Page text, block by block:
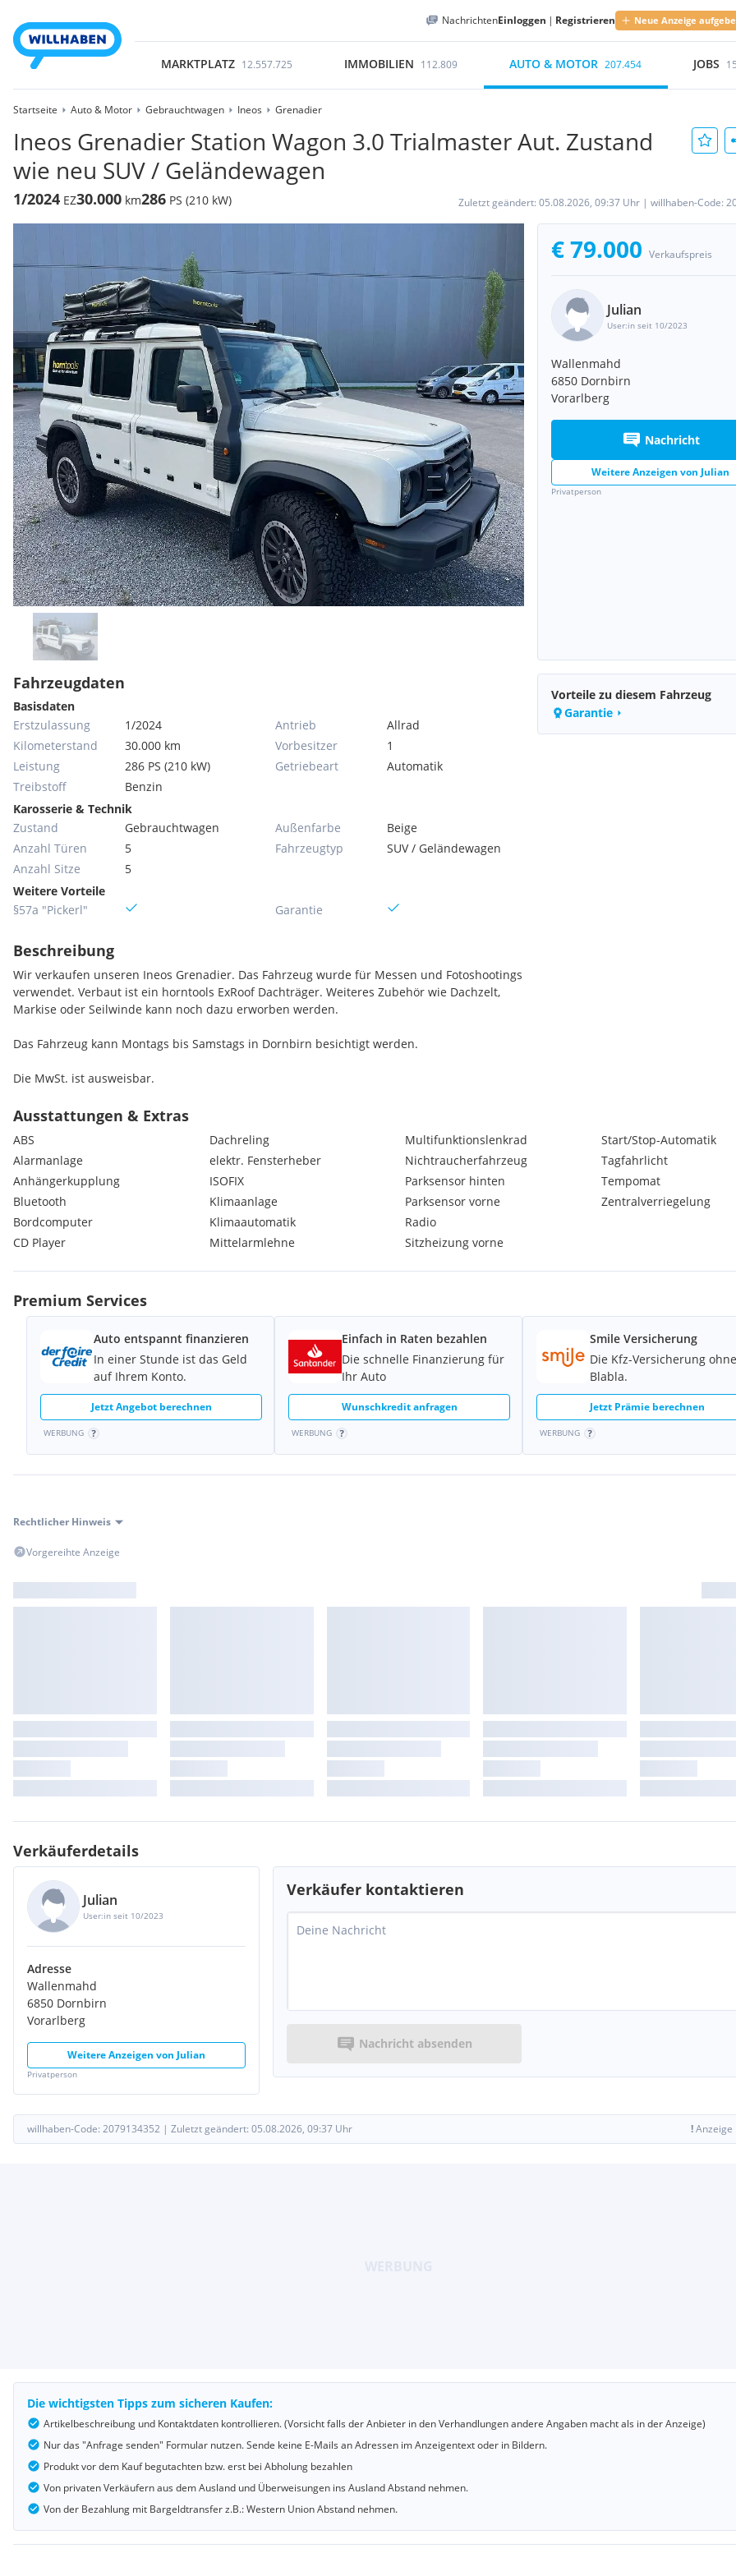
NachrichtenEinloggen | Registrieren Neue Anzeige
MARKTPLATZ 12.557.725 IMMOBILIEN 112.809 AUTO & MOTOR 207.454 JOBS
Startseite Auto & Motor Gebrauchtwagen Ineos Grenadier
Ineos Grenadier Station Wagon 3.0 Trialmaster Aut. Zustand
wie neu SUV / Geländewagen
1/2024 EZ30.000 km286 PS (210 kW) Zuletzt geändert: 05.08.2026, 09:37 Uhr | willhaben-Code:
€ 79.000 Verkaufspreis
Julian
User:in seit 10/2023
Wallenmahd
6850 Dornbirn
Vorarlberg
Nachricht
Weitere Anzeigen von Julian
Privatperson
Fahrzeugdaten
Basisdaten
Erstzulassung
1/2024
Kilometerstand
30.000 km
Leistung
286 PS (210 kW)
Treibstoff
Benzin
Antrieb
Allrad
Vorbesitzer
1
Getriebeart
Automatik
Karosserie & Technik
Zustand
Gebrauchtwagen
Anzahl Türen
5
Anzahl Sitze
5
Außenfarbe
Beige
Fahrzeugtyp
SUV / Geländewagen
Weitere Vorteile
§57a "Pickerl"
Garantie
Beschreibung
Wir verkaufen unseren Ineos Grenadier. Das Fahrzeug wurde für Messen und Fotoshootings
verwendet. Verbaut ist ein horntools ExRoof Dachträger. Weiteres Zubehör wie Dachzelt,
Markise oder Seilwinde kann noch dazu erworben werden.
Das Fahrzeug kann Montags bis Samstags in Dornbirn besichtigt werden.
Die MwSt. ist ausweisbar.
Vorteile zu diesem Fahrzeug
Garantie
Ausstattungen & Extras
ABS
Alarmanlage
Anhängerkupplung
Bluetooth
Bordcomputer
CD Player
Dachreling
elektr. Fensterheber
ISOFIX
Klimaanlage
Klimaautomatik
Mittelarmlehne
Multifunktionslenkrad
Nichtraucherfahrzeug
Parksensor hinten
Parksensor vorne
Radio
Sitzheizung vorne
Start/Stop-Automatik
Tagfahrlicht
Tempomat
Zentralverriegelung
Premium Services
Auto entspannt finanzieren
In einer Stunde ist das Geld
auf Ihrem Konto.
Jetzt Angebot berechnen
WERBUNG
Einfach in Raten bezahlen
Die schnelle Finanzierung für
Ihr Auto
Wunschkredit anfragen
WERBUNG
Smile Versicherung
Die Kfz-Versicherung ohne
Blabla.
Jetzt Prämie berechnen
WERBUNG
Rechtlicher Hinweis
Vorgereihte Anzeige
Verkäuferdetails
Julian
User:in seit 10/2023
Adresse
Wallenmahd
6850 Dornbirn
Vorarlberg
Weitere Anzeigen von Julian
Privatperson
Verkäufer kontaktieren
Nachricht absenden
willhaben-Code: 2079134352 | Zuletzt geändert: 05.08.2026, 09:37 Uhr !Anzeige
Die wichtigsten Tipps zum sicheren Kaufen:
Artikelbeschreibung und Kontaktdaten kontrollieren. (Vorsicht falls der Anbieter in den Verhandlungen andere Angaben macht als in der Anzeige)
Nur das "Anfrage senden" Formular nutzen. Sende keine E-Mails an Adressen im Anzeigentext oder in Bildern.
Produkt vor dem Kauf begutachten bzw. erst bei Abholung bezahlen
Von privaten Verkäufern aus dem Ausland und Überweisungen ins Ausland Abstand nehmen.
Von der Bezahlung mit Bargeldtransfer z.B.: Western Union Abstand nehmen.